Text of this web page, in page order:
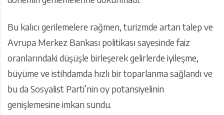
Bu kalıcı gerilemelere rağmen, turizmde artan talep ve
Avrupa Merkez Bankası politikası sayesinde faiz
oranlarındaki düşüşle birleşerek gelirlerde iyileşme,
büyüme ve istihdamda hızlı bir toparlanma sağlandı ve
bu da Sosyalist Parti’nin oy potansiyelinin
genişlemesine imkan sundu.